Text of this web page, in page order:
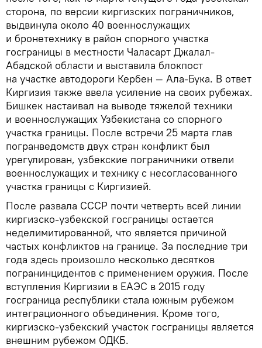
сторона, по версии киргизских пограничников,
выдвинула около 40 военнослужащих
и бронетехнику в район спорного участка
госграницы в местности Чаласарт Джалал-
Абадской области и выставила блокпост
на участке автодороги Кербен — Ала-Бука. В ответ
Киргизия также ввела усиление на своих рубежах.
Бишкек настаивал на выводе тяжелой техники
и военнослужащих Узбекистана со спорного
участка границы. После встречи 25 марта глав
погранведомств двух стран конфликт был
урегулирован, узбекские пограничники отвели
военнослужащих и технику с несогласованного
участка границы с Киргизией.
После развала СССР почти четверть всей линии
киргизско-узбекской госграницы остается
неделимитированной, что является причиной
частых конфликтов на границе. За последние три
года здесь произошло несколько десятков
погранинцидентов с применением оружия. После
вступления Киргизии в ЕАЭС в 2015 году
госграница республики стала южным рубежом
интеграционного объединения. Кроме того,
киргизско-узбекский участок госграницы является
внешним рубежом ОДКБ.